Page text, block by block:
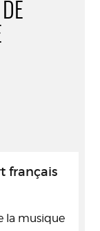
français